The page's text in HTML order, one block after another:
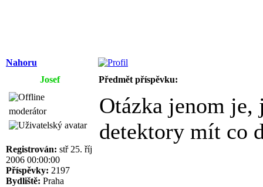
Nahoru
Josef
Předmět příspěvku:
moderátor
Registrován: stř 25. říj
2006 00:00:00
Příspěvky: 2197
Bydliště: Praha
Otázka jenom je,
detektory mít co